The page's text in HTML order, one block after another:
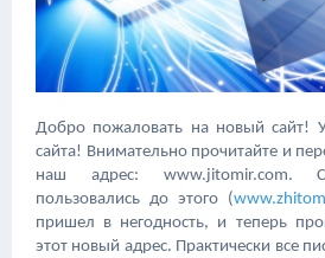
Добро пожаловать на новый сайт!
сайта! Внимательно прочитайте и
наш адрес: www.jitomir.com.
пользовались до этого (
пришел в негодность, и теперь
этот новый адрес. Практически все